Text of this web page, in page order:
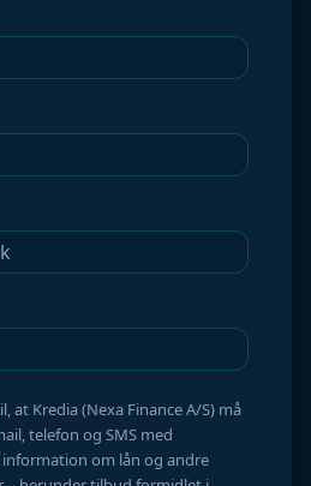
at Kredia (Nexa Finance A/S) må
telefon og SMS med
om lån og andre